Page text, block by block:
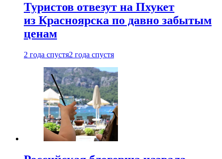
Туристов отвезут на Пхукет
из Красноярска по давно забытым
ценам
2 года спустя2 года спустя